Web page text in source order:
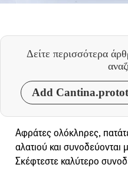
Δείτε περισσότερα
Add
Αφράτες ολόκληρες,
αλατιού και
Σκέφτεστε καλύτερο